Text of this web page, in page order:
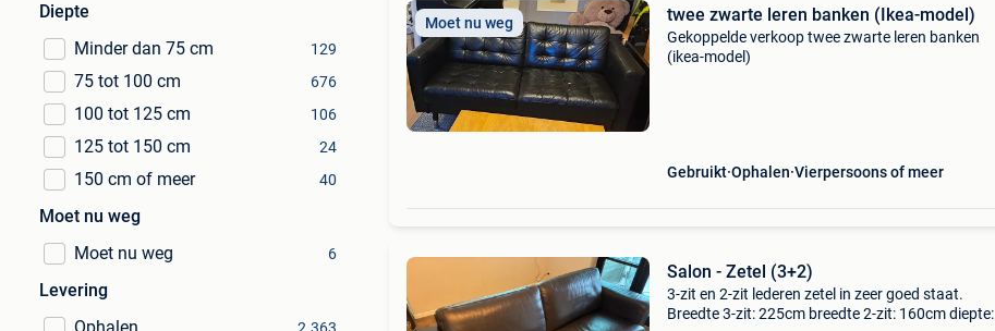
Diepte
Minder dan 75 cm
129
75 tot 100 cm 676
100 tot 125 cm 106
125 tot 150 cm 24
150 cm of meer 40
Moet nu weg
Moet nu weg
6
Levering
Moet nu weg twee zwarte leren banken (Ikea-model)
Gekoppelde verkoop twee zwarte leren banken
(ikea-model)
Gebruikt Ophalen Vierpersoons of meer
Salon - Zetel (3+2)
3-zit en 2-zit lederen zetel in zeer goed staat.
Breedte 3-zit: 225cm breedte 2-zit: 160cm diepte: